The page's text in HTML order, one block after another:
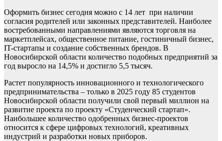
Оформить бизнес сегодня можно с 14 лет при наличии
согласия родителей или законных представителей. Наиболее
востребованными направлениями являются торговля на
маркетплейсах, общественное питание, гостиничный бизнес,
IT-стартапы и создание собственных брендов. В
Новосибирской области количество подобных предприятий за
год выросло на 14,5% и достигло 5,5 тысяч.
Растет популярность инновационного и технологического
предпринимательства – только в 2025 году 85 студентов
Новосибирской области получили свой первый миллион на
развитие проекта по проекту «Студенческий стартап».
Наибольшее количество одобренных бизнес-проектов
относится к сфере цифровых технологий, креативных
индустрий и разработки новых приборов.